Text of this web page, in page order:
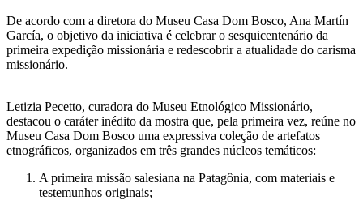
De acordo com a diretora do Museu Casa Dom Bosco, Ana Martín
García, o objetivo da iniciativa é celebrar o sesquicentenário da
primeira expedição missionária e redescobrir a atualidade do carisma
missionário.
Letizia Pecetto, curadora do Museu Etnológico Missionário,
destacou o caráter inédito da mostra que, pela primeira vez, reúne no
Museu Casa Dom Bosco uma expressiva coleção de artefatos
etnográficos, organizados em três grandes núcleos temáticos:
A primeira missão salesiana na Patagônia, com materiais e
testemunhos originais;